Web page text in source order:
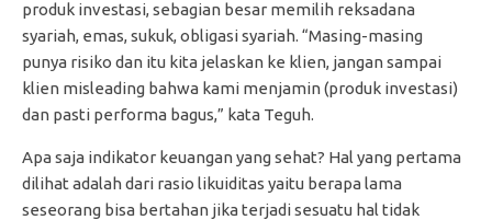
produk investasi, sebagian besar memilih reksadana
syariah, emas, sukuk, obligasi syariah. “Masing-masing
punya risiko dan itu kita jelaskan ke klien, jangan sampai
klien misleading bahwa kami menjamin (produk investasi)
dan pasti performa bagus,” kata Teguh.
Apa saja indikator keuangan yang sehat? Hal yang pertama
dilihat adalah dari rasio likuiditas yaitu berapa lama
seseorang bisa bertahan jika terjadi sesuatu hal tidak